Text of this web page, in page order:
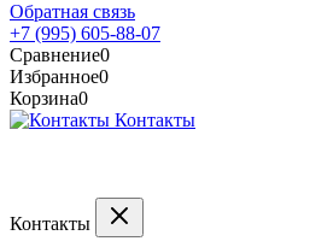
Обратная связь
+7 (995) 605-88-07
Сравнение0
Избранное0
Корзина0
Контакты
Контакты